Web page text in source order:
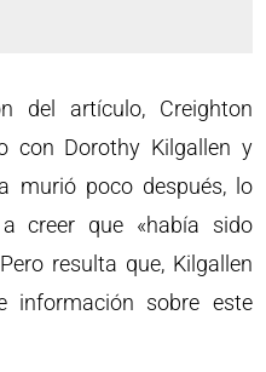
del artículo, Creighton
con Dorothy Kilgallen y
murió poco después, lo
creer que «había sido
resulta que, Kilgallen
sobre este